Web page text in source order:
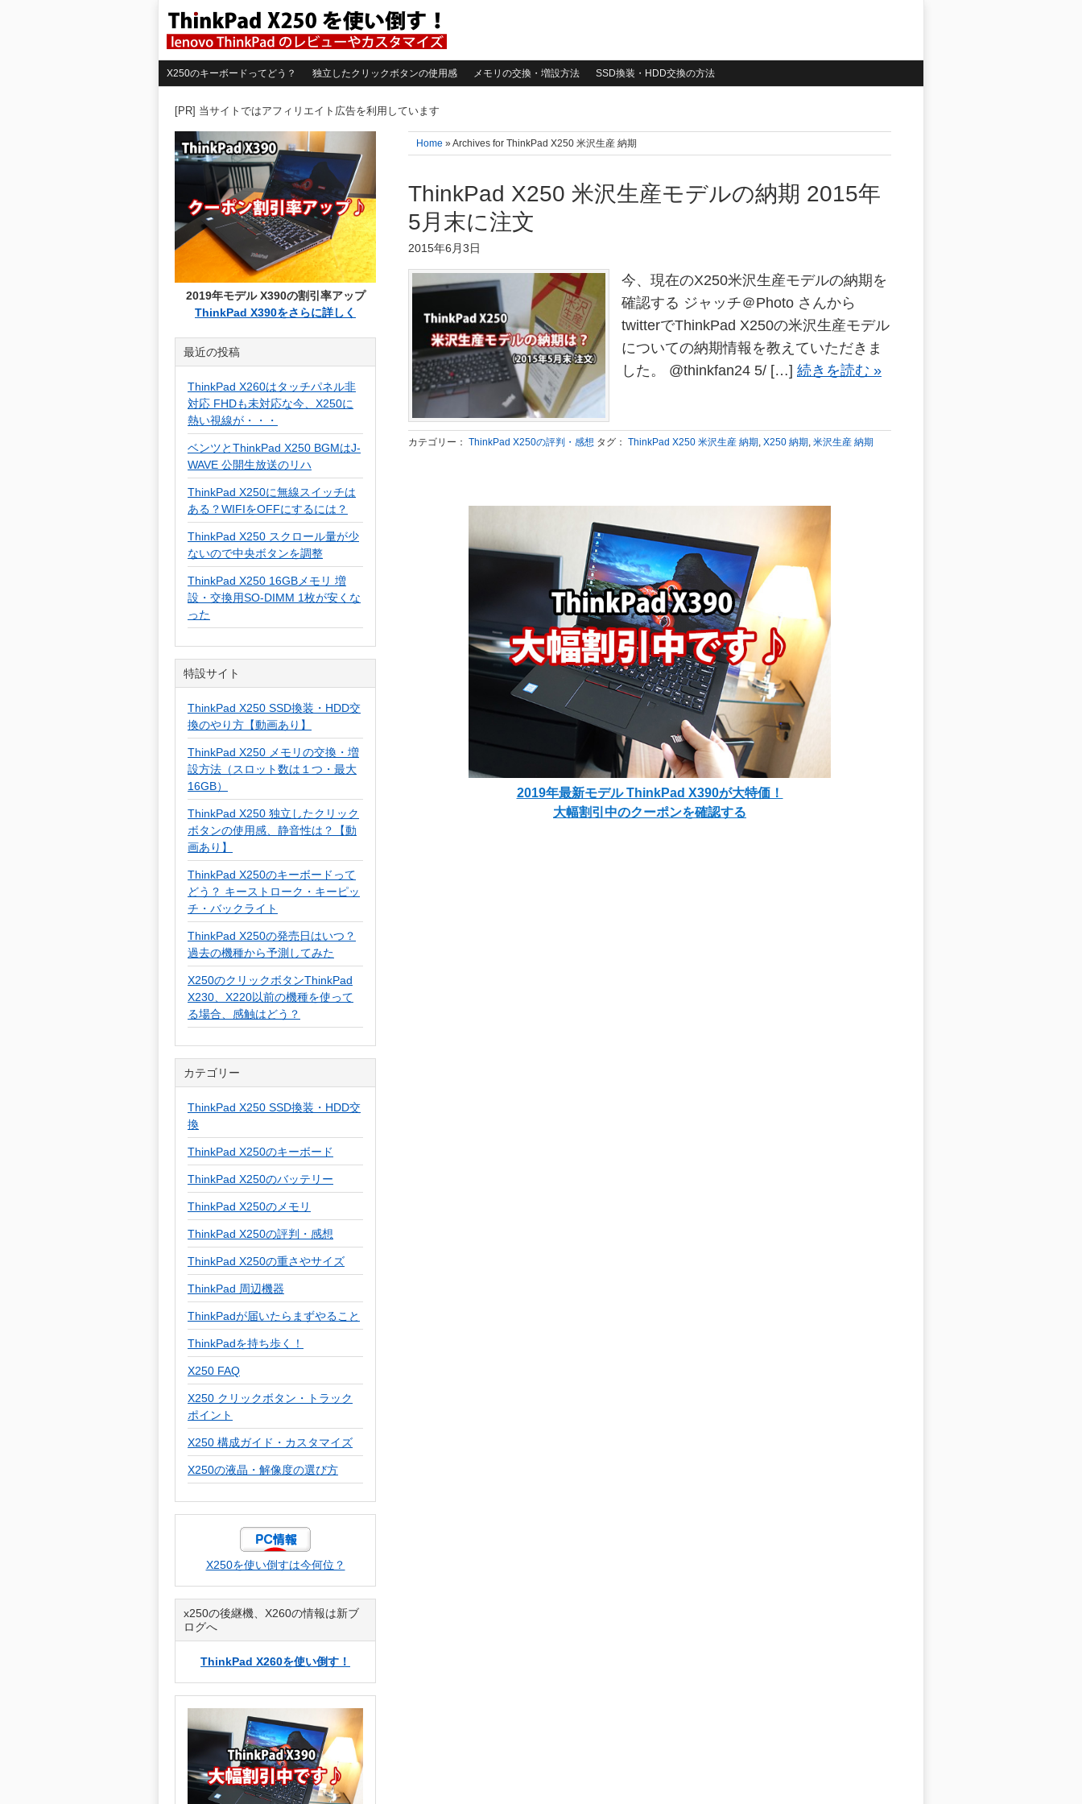
X250のキーボードってどう？ 独立したクリックボタンの使用感 メモリの交換・増設方法 SSD換装・HDD交換の方法
[PR] 当サイトではアフィリエイト広告を利用しています
Home » Archives for ThinkPad X250 米沢生産 納期
ThinkPad X250 米沢生産モデルの納期 2015年
5月末に注文
2015年6月3日
今、現在のX250米沢生産モデルの納期を
確認する ジャッチ＠Photo さんから
twitterでThinkPad X250の米沢生産モデル
についての納期情報を教えていただきま
した。 @thinkfan24 5/ […] 続きを読む »
カテゴリー： ThinkPad X250の評判・感想 タグ： ThinkPad X250 米沢生産 納期, X250 納期, 米沢生産 納期
2019年最新モデル ThinkPad X390が大特価！
大幅割引中のクーポンを確認する
2019年モデル X390の割引率アップ
ThinkPad X390をさらに詳しく
最近の投稿
ThinkPad X260はタッチパネル非
対応 FHDも未対応な今、X250に
熱い視線が・・・
ベンツとThinkPad X250 BGMはJ-
WAVE 公開生放送のリハ
ThinkPad X250に無線スイッチは
ある？WIFIをOFFにするには？
ThinkPad X250 スクロール量が少
ないので中央ボタンを調整
ThinkPad X250 16GBメモリ 増
設・交換用SO-DIMM 1枚が安くな
った
特設サイト
ThinkPad X250 SSD換装・HDD交
換のやり方【動画あり】
ThinkPad X250 メモリの交換・増
設方法（スロット数は１つ・最大
16GB）
ThinkPad X250 独立したクリック
ボタンの使用感、静音性は？【動
画あり】
ThinkPad X250のキーボードって
どう？ キーストローク・キーピッ
チ・バックライト
ThinkPad X250の発売日はいつ？
過去の機種から予測してみた
X250のクリックボタンThinkPad
X230、X220以前の機種を使って
る場合、感触はどう？
カテゴリー
ThinkPad X250 SSD換装・HDD交
換
ThinkPad X250のキーボード
ThinkPad X250のバッテリー
ThinkPad X250のメモリ
ThinkPad X250の評判・感想
ThinkPad X250の重さやサイズ
ThinkPad 周辺機器
ThinkPadが届いたらまずやること
ThinkPadを持ち歩く！
X250 FAQ
X250 クリックボタン・トラック
ポイント
X250 構成ガイド・カスタマイズ
X250の液晶・解像度の選び方
X250を使い倒すは今何位？
x250の後継機、X260の情報は新ブ
ログへ
ThinkPad X260を使い倒す！